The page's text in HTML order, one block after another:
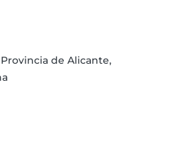
Provincia de Alicante,